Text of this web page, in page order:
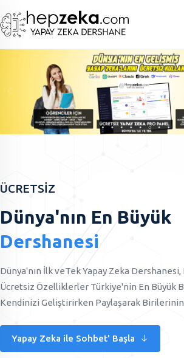
ÜCRETSİZ
Dünya'nın En Büyük
Dershanesi
Dünya'nın İlk veTek Yapay Zeka
Ücretsiz Özelliklerler Türkiye'nin En Büyük
Kendinizi Geliştirirken Paylaşarak Birilerinin
Yapay Zeka ile Sohbet' Başla